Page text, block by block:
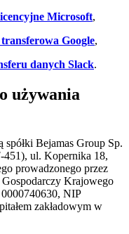
Microsoft,
Google,
danych Slack.
używania
spółki Bejamas Group Sp.
451), ul. Kopernika 18,
prowadzonego przez
Krajowego
NIP
zakładowym w